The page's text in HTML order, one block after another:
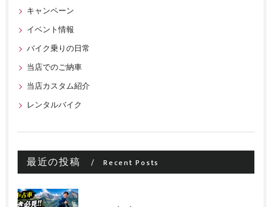
キャンペーン
イベント情報
バイク乗りの日常
当店でのご納車
当店カスタム紹介
レンタルバイク
最近の投稿 Recent Posts